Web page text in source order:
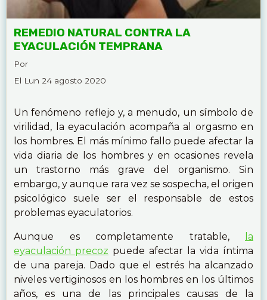
REMEDIO NATURAL CONTRA LA
EYACULACIÓN TEMPRANA
Por
El Lun 24 agosto 2020
Un fenómeno reflejo y, a menudo, un símbolo de
virilidad, la eyaculación acompaña al orgasmo en
los hombres. El más mínimo fallo puede afectar la
vida diaria de los hombres y en ocasiones revela
un trastorno más grave del organismo. Sin
embargo, y aunque rara vez se sospecha, el origen
psicológico suele ser el responsable de estos
problemas eyaculatorios.
Aunque es completamente tratable,
la
eyaculación precoz puede afectar la vida íntima
de una pareja. Dado que el estrés ha alcanzado
niveles vertiginosos en los hombres en los últimos
años, es una de las principales causas de la